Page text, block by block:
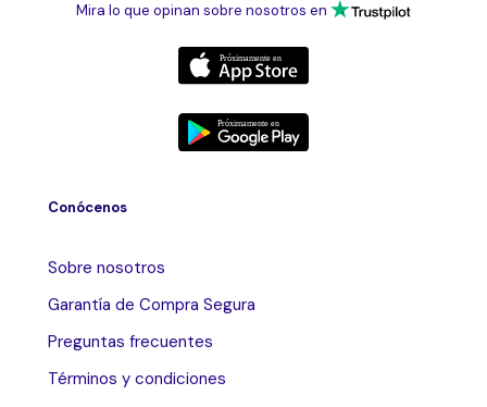
Mira lo que opinan sobre nosotros en
Conócenos
Sobre nosotros
Garantía de Compra Segura
Preguntas frecuentes
Términos y condiciones